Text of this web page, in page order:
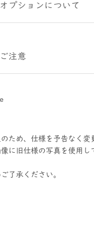
プションについて
注意
ため、仕様を予告なく変
に旧仕様の写真を使用し
了承ください。